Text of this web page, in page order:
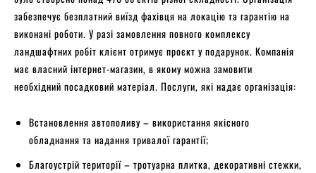
забезпечує безплатний виїзд фахівця на локацію та гарантію на
виконані роботи. У разі замовлення повного комплексу
ландшафтних робіт клієнт отримує проєкт у подарунок. Компанія
має власний інтернет-магазин, в якому можна замовити
необхідний посадковий матеріал. Послуги, які надає організація:
Встановлення автополиву – використання якісного
обладнання та надання тривалої гарантії;
Благоустрій території – тротуарна плитка, декоративні стежки,